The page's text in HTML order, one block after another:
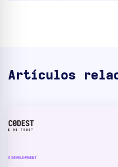
Artículos